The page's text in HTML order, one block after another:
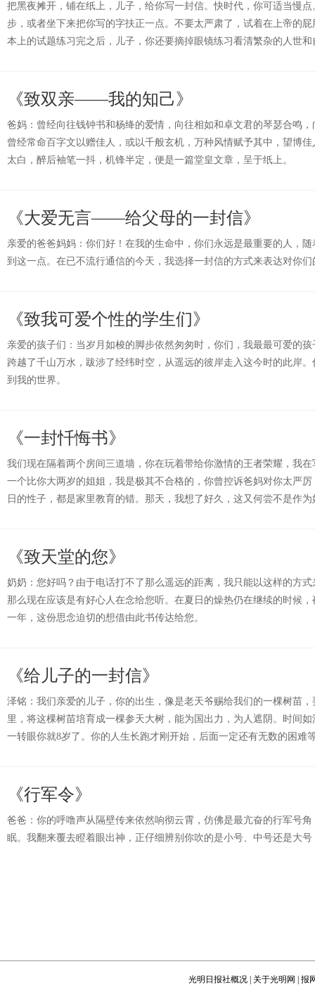
把黑夜摊开，铺在纸上，儿子，给你写一封信。快时代，你可适当慢
步，或者坐下来把你写的字扶正一点。不要太严肃了，试着在上帝的
本上的试题练习完之后，儿子，你还要摘掉眼镜练习看清繁杂的人世
《致双亲——我的知己》
爸妈：曾经向往钱钟书和杨绛的爱情，向往相如和卓文君的琴瑟合鸣
曾经常命百字文以赠佳人，或以千般玄机，万种风情赋予其中，望博
太白，醉后袖笔一抖，机锋半定，便是一篇堂皇文章，呈于纸上。
《大爱无言——给父母的一封信》
亲爱的爸爸妈妈：你们好！在我的生命中，你们永远是最重要的人，
到这一点。在已不流行通信的今天，我选择一封信的方式来表达对你
《致我可爱个性的学生们》
亲爱的孩子们：当岁月如梭的脚步依然匆匆时，你们，我最最可爱的
跨越了千山万水，跋涉了经纬时空，从遥远的彼岸走入这今时的此岸
到我的世界。
《一封忏悔书》
我们现在隔着两个房间三道墙，你在玩着带给你激情的王者荣耀，我
一个比你大两岁的姐姐，我是极其不合格的，你曾控诉爸妈对你太严
日的性子，都是家里教育的错。那天，我想了好久，这又何尝不是作
《致天堂的您》
奶奶：您好吗？由于电话打不了那么遥远的距离，我只能以这样的方
那么现在应该是有好心人在念给您听。在夏日的燥热仍在继续的时候
一年，这份思念迫切的想借由此书传达给您。
《给儿子的一封信》
泽铭：我们亲爱的儿子，你的出生，像是老天爷赐给我们的一棵树苗
里，将这棵树苗培育成一棵参天大树，能为国出力，为人遮阴。时间
一转眼你就8岁了。你的人生长跑才刚开始，后面一定还有无数的困难
《行军令》
爸爸：你的呼噜声从隔壁传来依然响彻云霄，仿佛是最亢奋的行军号
眠。我翻来覆去瞪着眼出神，正仔细辨别你吹的是小号、中号还是大
光明日报社概况 关于光明网 报